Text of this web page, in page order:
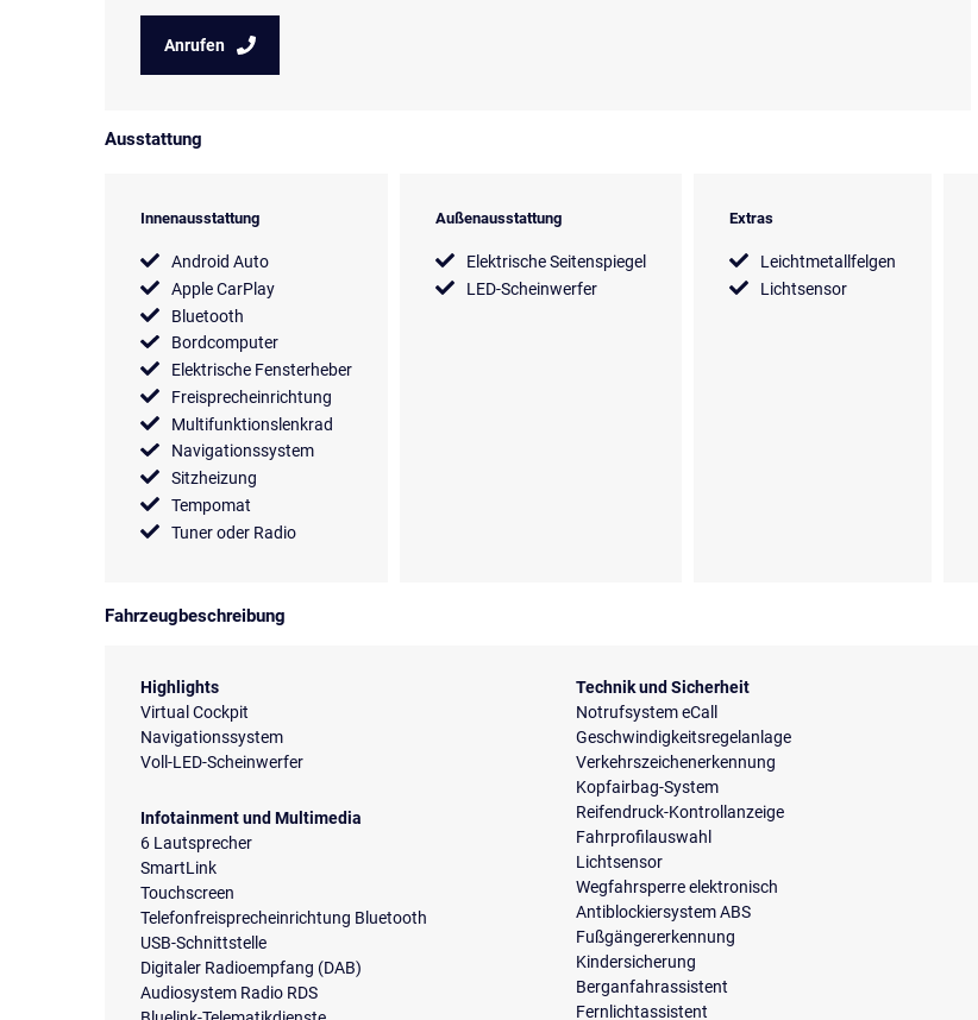
Anrufen
Ausstattung
Innenausstattung
Android Auto
Apple CarPlay
Bluetooth
Bordcomputer
Elektrische Fensterheber
Freisprecheinrichtung
Multifunktionslenkrad
Navigationssystem
Sitzheizung
Tempomat
Tuner oder Radio
Außenausstattung
Elektrische Seitenspiegel
LED-Scheinwerfer
Extras
Leichtmetallfelgen
Lichtsensor
Fahrzeugbeschreibung
Highlights
Virtual Cockpit
Navigationssystem
Voll-LED-Scheinwerfer
Infotainment und Multimedia
6 Lautsprecher
SmartLink
Touchscreen
Telefonfreisprecheinrichtung Bluetooth
USB-Schnittstelle
Digitaler Radioempfang (DAB)
Audiosystem Radio RDS
Technik und Sicherheit
Notrufsystem eCall
Geschwindigkeitsregelanlage
Verkehrszeichenerkennung
Kopfairbag-System
Reifendruck-Kontrollanzeige
Fahrprofilauswahl
Lichtsensor
Wegfahrsperre elektronisch
Antiblockiersystem ABS
Fußgängererkennung
Kindersicherung
Berganfahrassistent
Fernlichtassistent